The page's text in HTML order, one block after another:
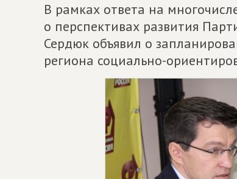
В рамках ответа на
о перспективах развития
Сердюк объявил о
региона социально-